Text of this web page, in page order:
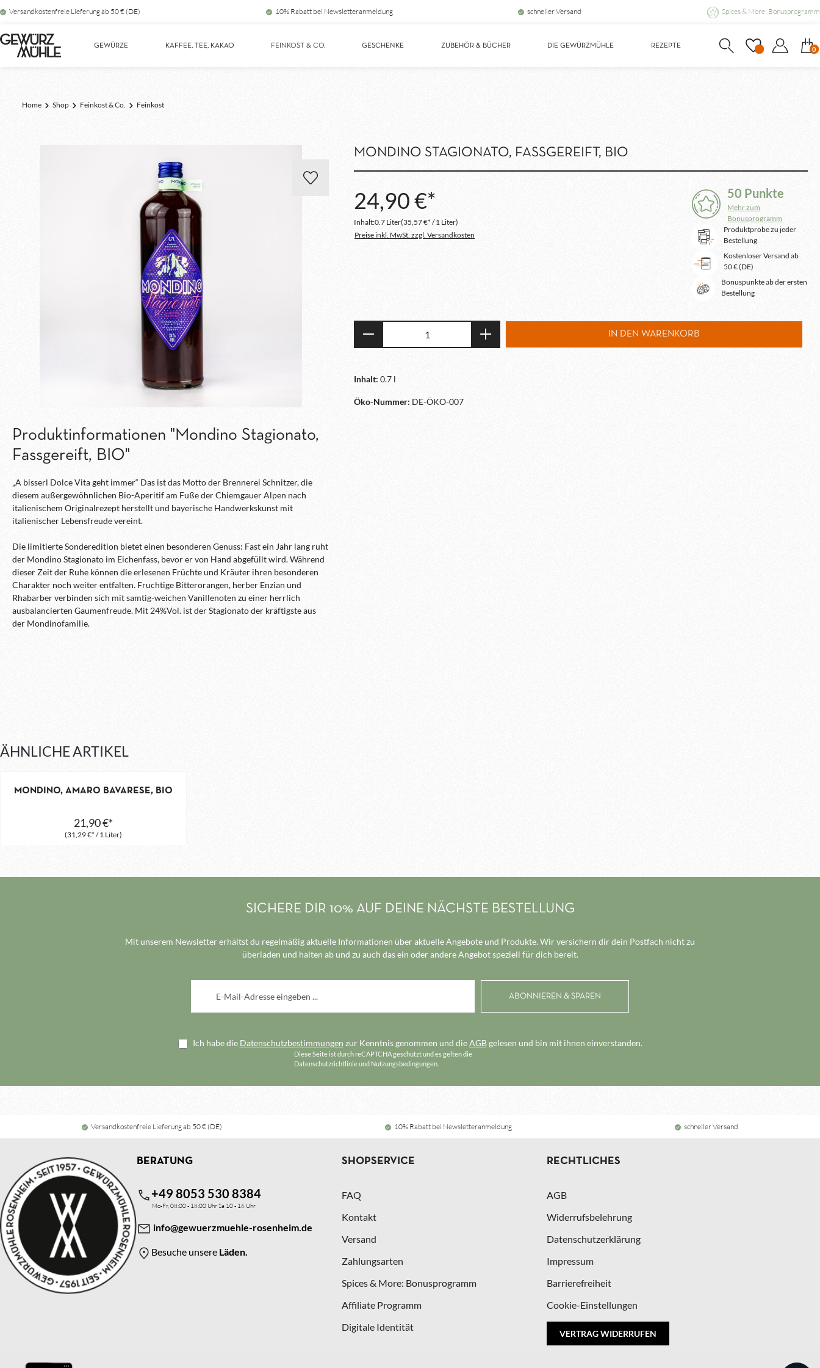
Zur Hauptnavigation springen
Versandkostenfreie Lieferung ab 50 € (DE) 10% Rabatt bei Newsletteranmeldung schneller Versand Spices & More: Bonusprogramm
GEWÜRZE KAFFEE, TEE, KAKAO FEINKOST & CO. GESCHENKE ZUBEHÖR & BÜCHER DIE GEWÜRZMÜHLE REZEPTE 0
Home Shop Feinkost & Co. Feinkost
Produktinformationen "Mondino Stagionato,
Fassgereift, BIO"
„A bisserl Dolce Vita geht immer“ Das ist das Motto der Brennerei Schnitzer, die
diesem außergewöhnlichen Bio-Aperitif am Fuße der Chiemgauer Alpen nach
italienischem Originalrezept herstellt und bayerische Handwerkskunst mit
italienischer Lebensfreude vereint.
Die limitierte Sonderedition bietet einen besonderen Genuss: Fast ein Jahr lang ruht
der Mondino Stagionato im Eichenfass, bevor er von Hand abgefüllt wird. Während
dieser Zeit der Ruhe können die erlesenen Früchte und Kräuter ihren besonderen
Charakter noch weiter entfalten. Fruchtige Bitterorangen, herber Enzian und
Rhabarber verbinden sich mit samtig-weichen Vanillenoten zu einer herrlich
ausbalancierten Gaumenfreude. Mit 24%Vol. ist der Stagionato der kräftigste aus
der Mondinofamilie.
MONDINO STAGIONATO, FASSGEREIFT, BIO
24,90 €*
Inhalt:0.7 Liter(35,57 €* / 1 Liter)
Preise inkl. MwSt. zzgl. Versandkosten
50 Punkte
Mehr zum
Bonusprogramm
Produktprobe zu jeder
Bestellung
Kostenloser Versand ab
50 € (DE)
Bonuspunkte ab der ersten
Bestellung
Produkt Anzahl: Gib den gewünschten Wert ein oder benutze die
IN DEN WARENKORB
Inhalt: 0.7 l
Öko-Nummer: DE-ÖKO-007
ÄHNLICHE ARTIKEL
MONDINO, AMARO BAVARESE, BIO
(31,29 €* / 1 Liter)
21,90 €*
SICHERE DIR 10% AUF DEINE NÄCHSTE BESTELLUNG
Mit unserem Newsletter erhältst du regelmäßig aktuelle Informationen über aktuelle Angebote und Produkte. Wir versichern dir dein Postfach nicht zu
überladen und halten ab und zu auch das ein oder andere Angebot speziell für dich bereit.
Ich habe die Datenschutzbestimmungen zur Kenntnis genommen und dieAGBgelesen und bin mit ihnen einverstanden.
Diese Seite ist durch reCAPTCHA geschützt und es gelten die
Datenschutzrichtlinieund Nutzungsbedingungen
Versandkostenfreie Lieferung ab 50 € (DE) 10% Rabatt bei Newsletteranmeldung schneller Versand
BERATUNG
+49 8053 530 8384
Mo-Fr, 08:00 - 18:00 Uhr Sa 10 - 16 Uhr
info@gewuerzmuehle-rosenheim.de
Besuche unsere Läden.
SHOPSERVICE
FAQ
Kontakt
Versand
Zahlungsarten
Spices & More: Bonusprogramm
Affiliate Programm
Digitale Identität
RECHTLICHES
AGB
Widerrufsbelehrung
Datenschutzerklärung
Impressum
Barrierefreiheit
Cookie-Einstellungen
VERTRAG WIDERRUFEN